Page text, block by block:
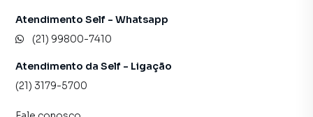
Atendimento Self - Whatsapp
(21) 99800-7410
Atendimento da Self - Ligação
(21) 3179-5700